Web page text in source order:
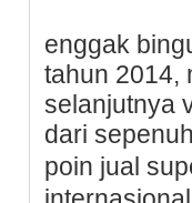
enggak
tahun 2014,
selanjutnya
dari
poin jual